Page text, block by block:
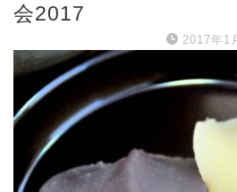
会2017
2017年1